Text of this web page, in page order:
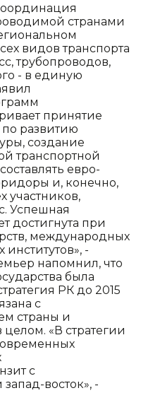
странами
видов транспорта
трубопроводов,
- в единую
принятие
по развитию
создание
транспортной
евро-
и, конечно,
участников,
Успешная
достигнута при
международных
-
напомнил, что
была
РК до 2015
с
страны и
«В стратегии
с
восток», -